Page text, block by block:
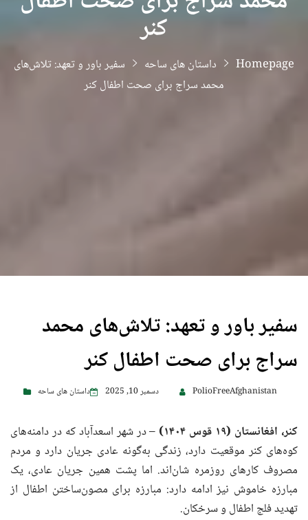
کنر
Homepage داستان های ساحه
سفیر باور و تعهد: تلاش‌های
محمد سراج برای صحت اطفال کنر
سفیر باور و تعهد: تلاش‌های محمد
سراج برای صحت اطفال کنر
PolioFreeAfghanistan دسمبر 10, 2025 داستان های ساحه
کنر، افغانستان (۱۹ قوس ۱۴۰۴) – در شهر اسعدآباد که در دامنه‌های
کوه‌های کنر موقعیت دارد، زندگی به‌گونه عادی جریان دارد و مردم
مصروف کارهای روزمره شان‌اند. اما پشت همین جریان عادی، یک
مبارزه خاموش نیز ادامه دارد: مبارزه برای مصون‌ساختن اطفال از
تهدید فلج اطفال و سرخکان.